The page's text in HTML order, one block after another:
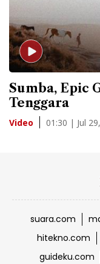
Sumba, Epic
Tenggara
Video 01:30 | Jul
suara.com
hitekno.com
guideku.com